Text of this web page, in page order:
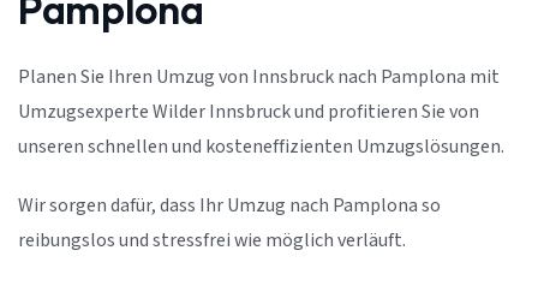
Planen Sie Ihren Umzug von Innsbruck nach Pamplona mit
Umzugsexperte Wilder Innsbruck und profitieren Sie von
unseren schnellen und kosteneffizienten Umzugslösungen.
Wir sorgen dafür, dass Ihr Umzug nach Pamplona so
reibungslos und stressfrei wie möglich verläuft.